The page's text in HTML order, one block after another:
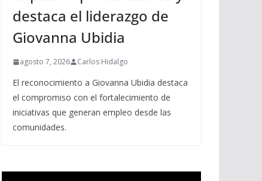
destaca el liderazgo de
Giovanna Ubidia
agosto 7, 2026 Carlos Hidalgo
El reconocimiento a Giovanna Ubidia destaca
el compromiso con el fortalecimiento de
iniciativas que generan empleo desde las
comunidades.